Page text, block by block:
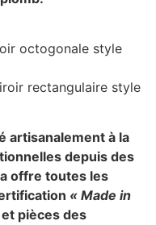
octogonale style
rectangulaire style
artisanalement à la
depuis des
offre toutes les
« Made in
pièces des